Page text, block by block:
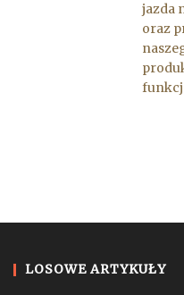
jazda
oraz
LOSOWE ARTYKUŁY